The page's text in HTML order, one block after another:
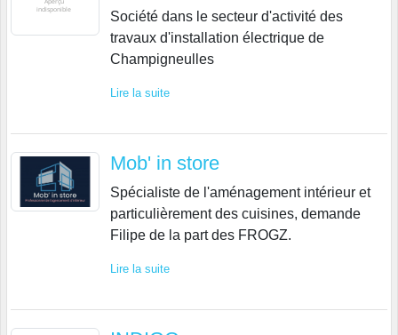
Société dans le secteur d'activité des
travaux d'installation électrique de
Champigneulles
Lire la suite
Mob' in store
Spécialiste de l'aménagement intérieur et
particulièrement des cuisines, demande
Filipe de la part des FROGZ.
Lire la suite